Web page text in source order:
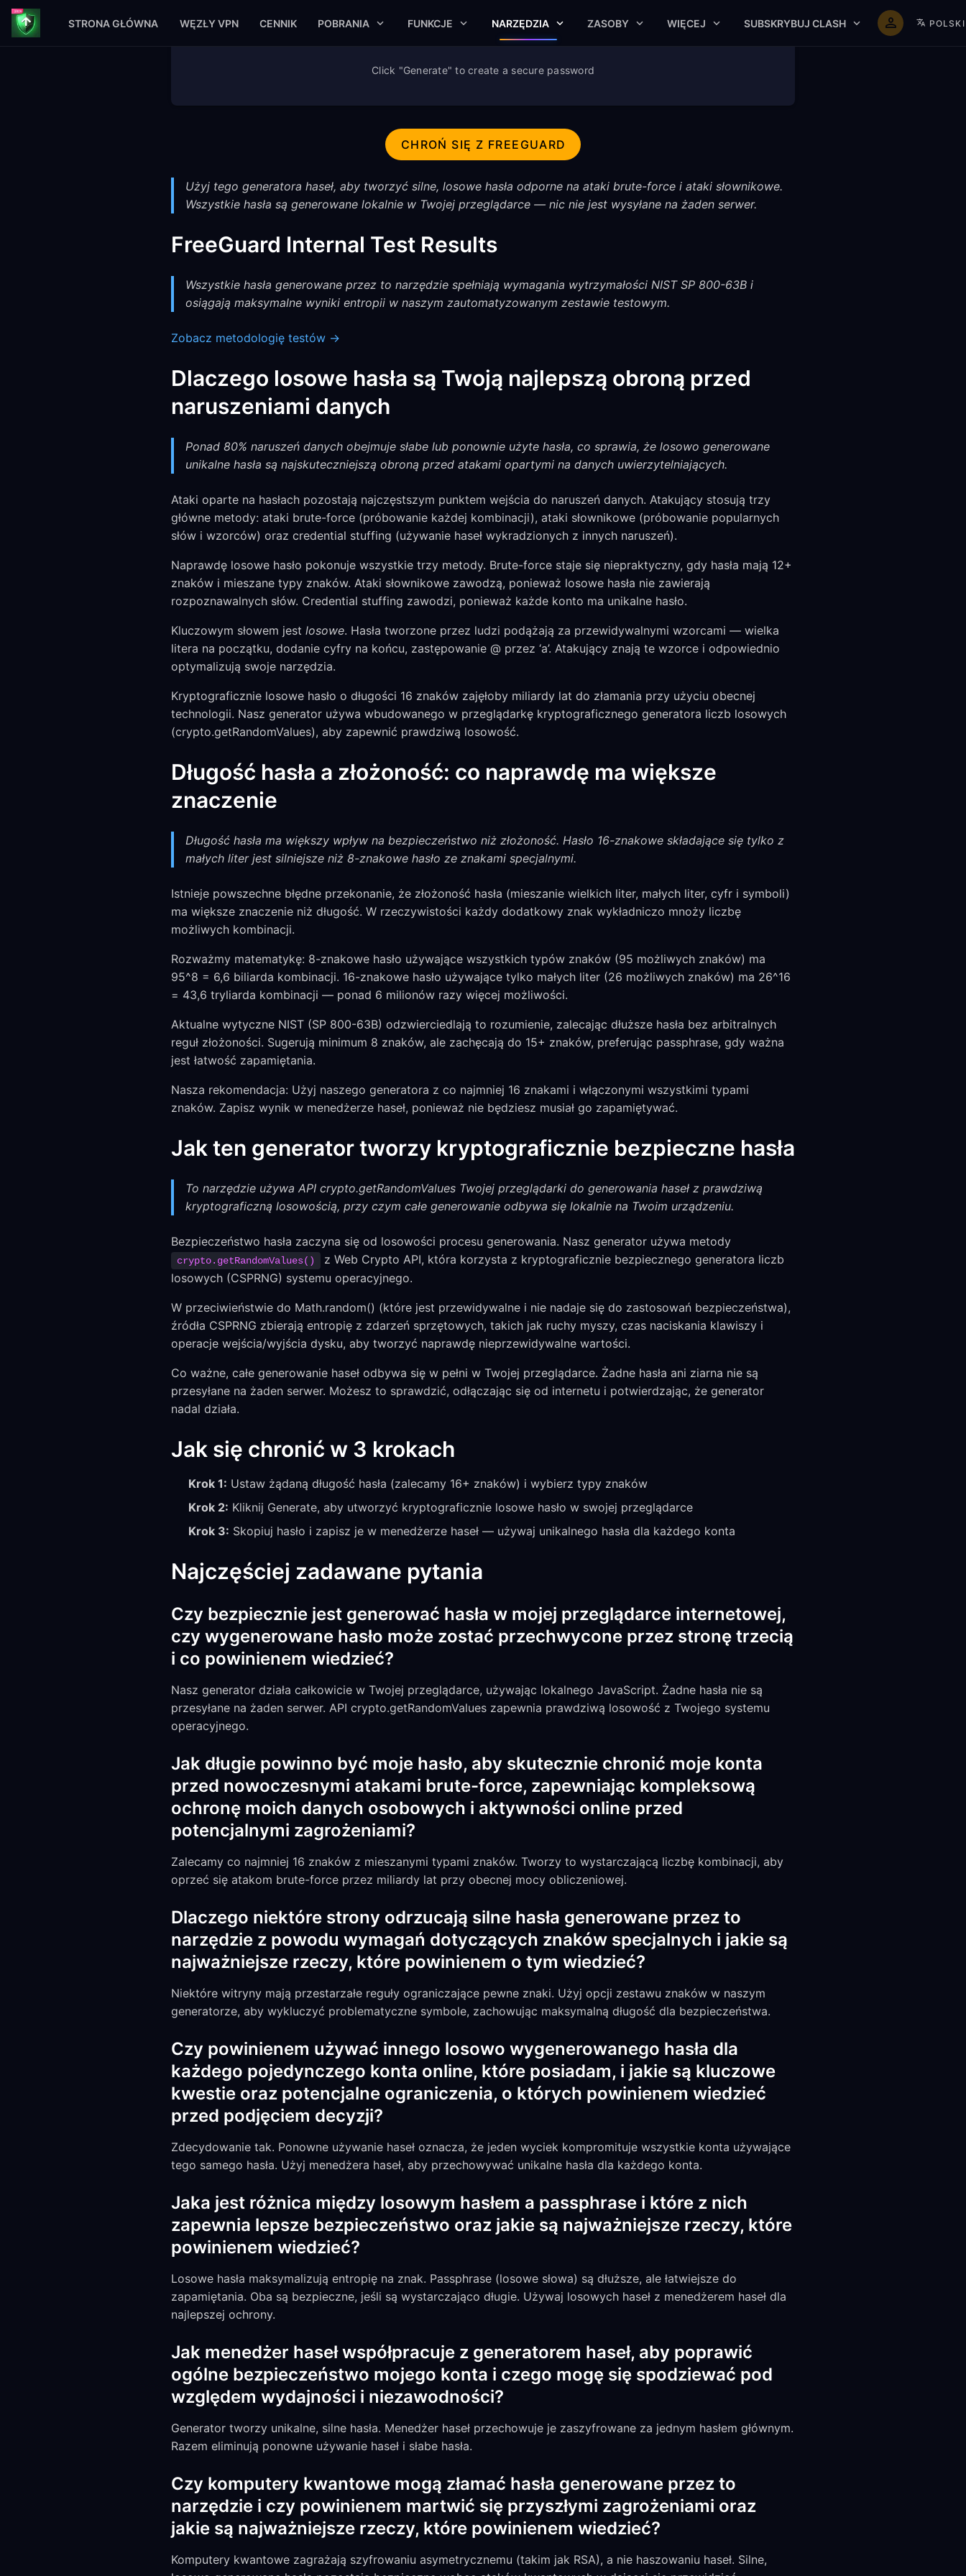
STRONA GŁÓWNA WĘZŁY VPN CENNIK POBRANIA FUNKCJE NARZĘDZIA ZASOBY WIĘCEJ SUBSKRYBUJ CLASH POLSKI
Click "Generate" to create a secure password
CHROŃ SIĘ Z FREEGUARD
Użyj tego generatora haseł, aby tworzyć silne, losowe hasła odporne na ataki brute-force i ataki słownikowe.
Wszystkie hasła są generowane lokalnie w Twojej przeglądarce — nic nie jest wysyłane na żaden serwer.
FreeGuard Internal Test Results
Wszystkie hasła generowane przez to narzędzie spełniają wymagania wytrzymałości NIST SP 800-63B i
osiągają maksymalne wyniki entropii w naszym zautomatyzowanym zestawie testowym.
Zobacz metodologię testów →
Dlaczego losowe hasła są Twoją najlepszą obroną przed
naruszeniami danych
Ponad 80% naruszeń danych obejmuje słabe lub ponownie użyte hasła, co sprawia, że losowo generowane
unikalne hasła są najskuteczniejszą obroną przed atakami opartymi na danych uwierzytelniających.
Ataki oparte na hasłach pozostają najczęstszym punktem wejścia do naruszeń danych. Atakujący stosują trzy
główne metody: ataki brute-force (próbowanie każdej kombinacji), ataki słownikowe (próbowanie popularnych
słów i wzorców) oraz credential stuffing (używanie haseł wykradzionych z innych naruszeń).
Naprawdę losowe hasło pokonuje wszystkie trzy metody. Brute-force staje się niepraktyczny, gdy hasła mają 12+
znaków i mieszane typy znaków. Ataki słownikowe zawodzą, ponieważ losowe hasła nie zawierają
rozpoznawalnych słów. Credential stuffing zawodzi, ponieważ każde konto ma unikalne hasło.
Kluczowym słowem jest losowe. Hasła tworzone przez ludzi podążają za przewidywalnymi wzorcami — wielka
litera na początku, dodanie cyfry na końcu, zastępowanie @ przez ‘a’. Atakujący znają te wzorce i odpowiednio
optymalizują swoje narzędzia.
Kryptograficznie losowe hasło o długości 16 znaków zajęłoby miliardy lat do złamania przy użyciu obecnej
technologii. Nasz generator używa wbudowanego w przeglądarkę kryptograficznego generatora liczb losowych
(crypto.getRandomValues), aby zapewnić prawdziwą losowość.
Długość hasła a złożoność: co naprawdę ma większe
znaczenie
Długość hasła ma większy wpływ na bezpieczeństwo niż złożoność. Hasło 16-znakowe składające się tylko z
małych liter jest silniejsze niż 8-znakowe hasło ze znakami specjalnymi.
Istnieje powszechne błędne przekonanie, że złożoność hasła (mieszanie wielkich liter, małych liter, cyfr i symboli)
ma większe znaczenie niż długość. W rzeczywistości każdy dodatkowy znak wykładniczo mnoży liczbę
możliwych kombinacji.
Rozważmy matematykę: 8-znakowe hasło używające wszystkich typów znaków (95 możliwych znaków) ma
95^8 = 6,6 biliarda kombinacji. 16-znakowe hasło używające tylko małych liter (26 możliwych znaków) ma 26^16
= 43,6 tryliarda kombinacji — ponad 6 milionów razy więcej możliwości.
Aktualne wytyczne NIST (SP 800-63B) odzwierciedlają to rozumienie, zalecając dłuższe hasła bez arbitralnych
reguł złożoności. Sugerują minimum 8 znaków, ale zachęcają do 15+ znaków, preferując passphrase, gdy ważna
jest łatwość zapamiętania.
Nasza rekomendacja: Użyj naszego generatora z co najmniej 16 znakami i włączonymi wszystkimi typami
znaków. Zapisz wynik w menedżerze haseł, ponieważ nie będziesz musiał go zapamiętywać.
Jak ten generator tworzy kryptograficznie bezpieczne hasła
To narzędzie używa API crypto.getRandomValues Twojej przeglądarki do generowania haseł z prawdziwą
kryptograficzną losowością, przy czym całe generowanie odbywa się lokalnie na Twoim urządzeniu.
Bezpieczeństwo hasła zaczyna się od losowości procesu generowania. Nasz generator używa metody
crypto.getRandomValues()
z Web Crypto API, która korzysta z kryptograficznie bezpiecznego generatora liczb
losowych (CSPRNG) systemu operacyjnego.
W przeciwieństwie do Math.random() (które jest przewidywalne i nie nadaje się do zastosowań bezpieczeństwa),
źródła CSPRNG zbierają entropię z zdarzeń sprzętowych, takich jak ruchy myszy, czas naciskania klawiszy i
operacje wejścia/wyjścia dysku, aby tworzyć naprawdę nieprzewidywalne wartości.
Co ważne, całe generowanie haseł odbywa się w pełni w Twojej przeglądarce. Żadne hasła ani ziarna nie są
przesyłane na żaden serwer. Możesz to sprawdzić, odłączając się od internetu i potwierdzając, że generator
nadal działa.
Jak się chronić w 3 krokach
Krok 1: Ustaw żądaną długość hasła (zalecamy 16+ znaków) i wybierz typy znaków
Krok 2: Kliknij Generate, aby utworzyć kryptograficznie losowe hasło w swojej przeglądarce
Krok 3: Skopiuj hasło i zapisz je w menedżerze haseł — używaj unikalnego hasła dla każdego konta
Najczęściej zadawane pytania
Czy bezpiecznie jest generować hasła w mojej przeglądarce internetowej,
czy wygenerowane hasło może zostać przechwycone przez stronę trzecią
i co powinienem wiedzieć?
Nasz generator działa całkowicie w Twojej przeglądarce, używając lokalnego JavaScript. Żadne hasła nie są
przesyłane na żaden serwer. API crypto.getRandomValues zapewnia prawdziwą losowość z Twojego systemu
operacyjnego.
Jak długie powinno być moje hasło, aby skutecznie chronić moje konta
przed nowoczesnymi atakami brute-force, zapewniając kompleksową
ochronę moich danych osobowych i aktywności online przed
potencjalnymi zagrożeniami?
Zalecamy co najmniej 16 znaków z mieszanymi typami znaków. Tworzy to wystarczającą liczbę kombinacji, aby
oprzeć się atakom brute-force przez miliardy lat przy obecnej mocy obliczeniowej.
Dlaczego niektóre strony odrzucają silne hasła generowane przez to
narzędzie z powodu wymagań dotyczących znaków specjalnych i jakie są
najważniejsze rzeczy, które powinienem o tym wiedzieć?
Niektóre witryny mają przestarzałe reguły ograniczające pewne znaki. Użyj opcji zestawu znaków w naszym
generatorze, aby wykluczyć problematyczne symbole, zachowując maksymalną długość dla bezpieczeństwa.
Czy powinienem używać innego losowo wygenerowanego hasła dla
każdego pojedynczego konta online, które posiadam, i jakie są kluczowe
kwestie oraz potencjalne ograniczenia, o których powinienem wiedzieć
przed podjęciem decyzji?
Zdecydowanie tak. Ponowne używanie haseł oznacza, że jeden wyciek kompromituje wszystkie konta używające
tego samego hasła. Użyj menedżera haseł, aby przechowywać unikalne hasła dla każdego konta.
Jaka jest różnica między losowym hasłem a passphrase i które z nich
zapewnia lepsze bezpieczeństwo oraz jakie są najważniejsze rzeczy, które
powinienem wiedzieć?
Losowe hasła maksymalizują entropię na znak. Passphrase (losowe słowa) są dłuższe, ale łatwiejsze do
zapamiętania. Oba są bezpieczne, jeśli są wystarczająco długie. Używaj losowych haseł z menedżerem haseł dla
najlepszej ochrony.
Jak menedżer haseł współpracuje z generatorem haseł, aby poprawić
ogólne bezpieczeństwo mojego konta i czego mogę się spodziewać pod
względem wydajności i niezawodności?
Generator tworzy unikalne, silne hasła. Menedżer haseł przechowuje je zaszyfrowane za jednym hasłem głównym.
Razem eliminują ponowne używanie haseł i słabe hasła.
Czy komputery kwantowe mogą złamać hasła generowane przez to
narzędzie i czy powinienem martwić się przyszłymi zagrożeniami oraz
jakie są najważniejsze rzeczy, które powinienem wiedzieć?
Komputery kwantowe zagrażają szyfrowaniu asymetrycznemu (takim jak RSA), a nie haszowaniu haseł. Silne,